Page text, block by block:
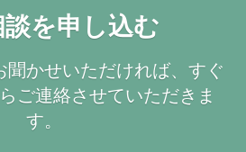
を申し込む
聞かせいただければ、すぐ
ご連絡させていただきま
す。